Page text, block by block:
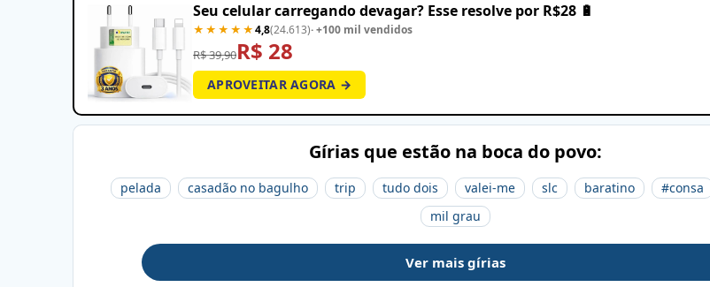
Seu celular carregando devagar? Esse resolve por R$28 🔋
★★★★★4,8(24.613)· +100 mil vendidos
R$ 39,90R$ 28
APROVEITAR AGORA →
Gírias que estão na boca do povo:
pelada casadão no bagulho trip tudo dois valei-me slc baratino #consa
mil grau
Ver mais gírias